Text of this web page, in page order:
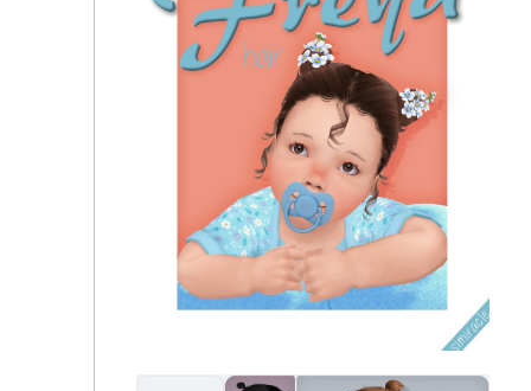
Lewbertsn00tles - Krista Hair V1 - Toddler version